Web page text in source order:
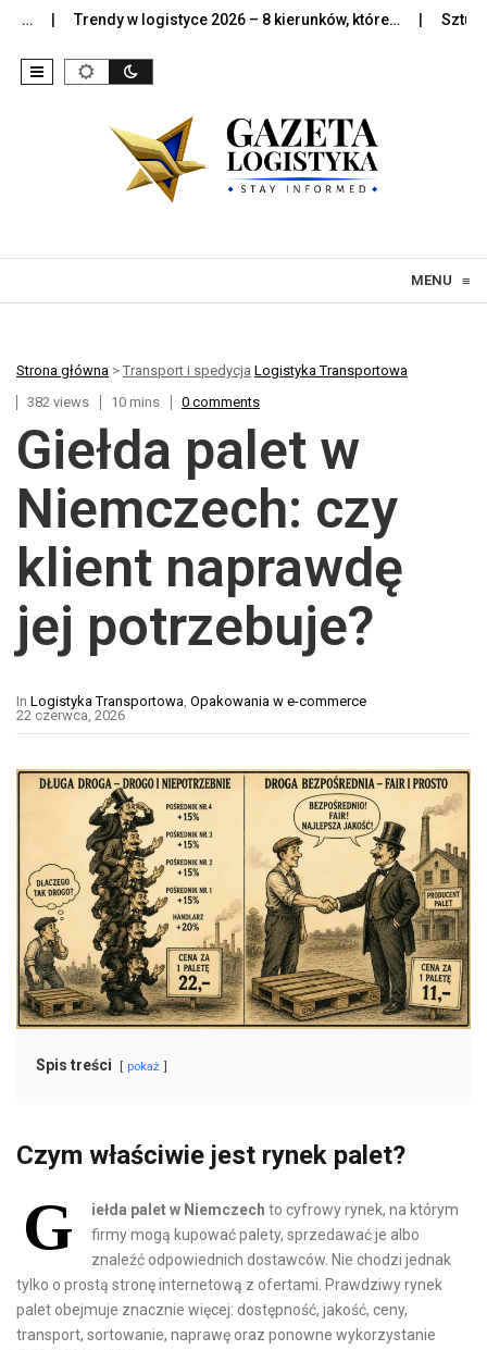
Trendy w logistyce 2026 – 8 kierunków, które… Sztuczna
MENU ≡
Strona główna > Transport i spedycja Logistyka Transportowa
382 views
10 mins 0 comments
Giełda palet w
Niemczech: czy
klient naprawdę
jej potrzebuje?
In Logistyka Transportowa, Opakowania w e-commerce
22 czerwca, 2026
Spis treści pokaż
Czym właściwie jest rynek palet?
G iełda palet w Niemczech to cyfrowy rynek, na którym
firmy mogą kupować palety, sprzedawać je albo
znaleźć odpowiednich dostawców. Nie chodzi jednak
tylko o prostą stronę internetową z ofertami. Prawdziwy rynek
palet obejmuje znacznie więcej: dostępność, jakość, ceny,
transport, sortowanie, naprawę oraz ponowne wykorzystanie